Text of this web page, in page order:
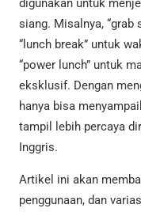
digunakan untuk
siang. Misalnya, “grab
“lunch break” untuk
“power lunch” untuk
eksklusif. Dengan
hanya bisa
tampil lebih percaya
Inggris.
Artikel ini akan
penggunaan, dan